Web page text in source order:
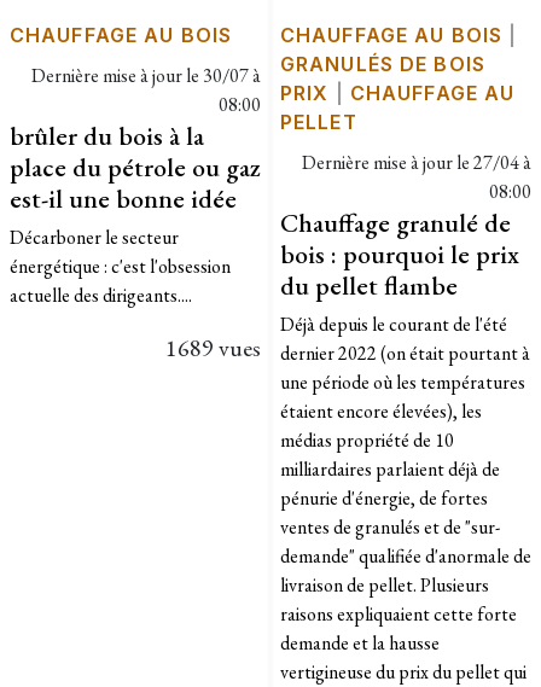
CHAUFFAGE AU BOIS
Dernière mise à jour le 30/07 à
08:00
brûler du bois à la
place du pétrole ou gaz
est-il une bonne idée
Décarboner le secteur
énergétique : c'est l'obsession
actuelle des dirigeants....
1689 vues
CHAUFFAGE AU BOIS
GRANULÉS DE BOIS
PRIX
CHAUFFAGE AU
PELLET
Dernière mise à jour le27/04 à
08:00
Chauffage granulé de
bois : pourquoi le prix
du pellet flambe
Déjà depuis le courant de l'été
dernier 2022 (on était pourtant à
une période où les températures
étaient encore élevées), les
médias propriété de 10
milliardaires parlaient déjà de
pénurie d'énergie, de fortes
ventes de granulés et de "sur-
demande" qualifiée d'anormale de
livraison de pellet. Plusieurs
raisons expliquaient cette forte
demande et la hausse
vertigineuse du prix du pellet qui